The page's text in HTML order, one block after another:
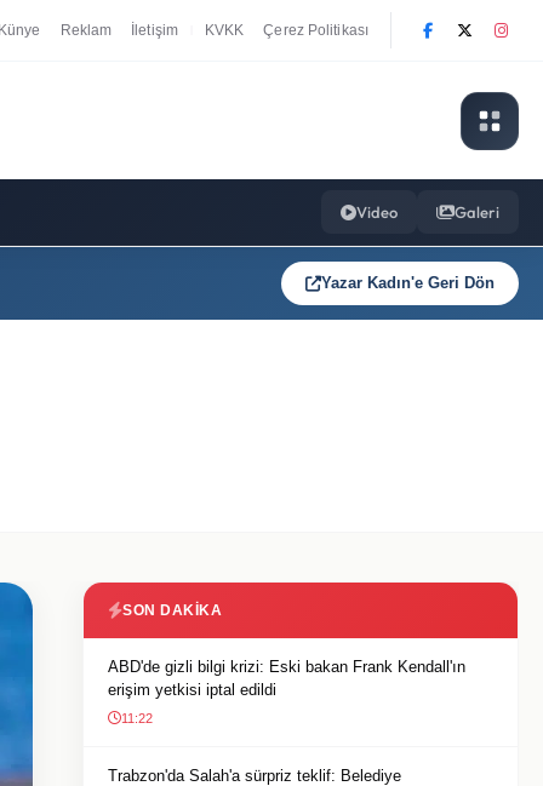
Künye Reklam İletişim KVKK Çerez Politikası
Video Galeri
Yazar Kadın'e Geri Dön
SON DAKIKA
ABD'de gizli bilgi krizi: Eski bakan Frank Kendall'ın
erişim yetkisi iptal edildi
11:22
Trabzon'da Salah'a sürpriz teklif: Belediye